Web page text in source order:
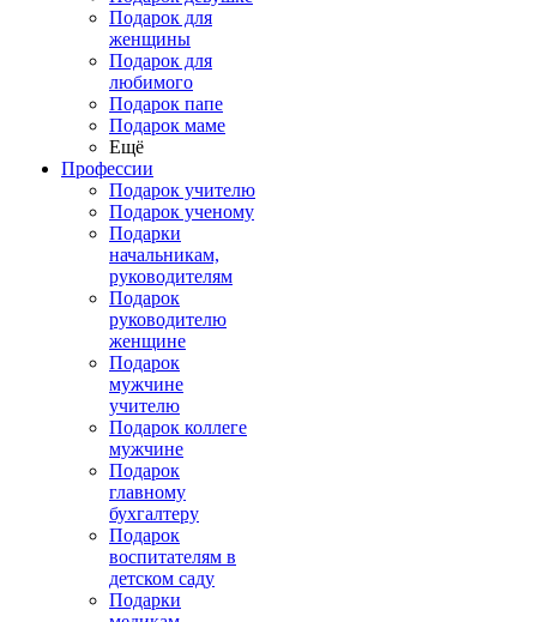
Подарок для
женщины
Подарок для
любимого
Подарок папе
Подарок маме
Ещё
Профессии
Подарок учителю
Подарок ученому
Подарки
начальникам,
руководителям
Подарок
руководителю
женщине
Подарок
мужчине
учителю
Подарок коллеге
мужчине
Подарок
главному
бухгалтеру
Подарок
воспитателям в
детском саду
Подарки